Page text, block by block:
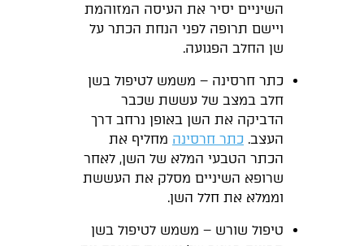
השיניים יסיר את העיסה המזוהמת
ויישם תרופה לפני הנחת הכתר על
שן החלב הפגועה.
כתר חרסינה – משמש לטיפול בשן
חלב במצב של עששת שכבר
הדביקה את השן באופן נרחב דרך
העצב. כתר חרסינה מחליף את
הכתר הטבעי המלא של השן, לאחר
שרופא השיניים מסלק את העששת
וממלא את חלל השן.
טיפול שורש – משמש לטיפול בשן